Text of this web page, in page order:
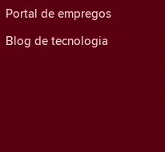
Portal de empregos
Blog de tecnologia